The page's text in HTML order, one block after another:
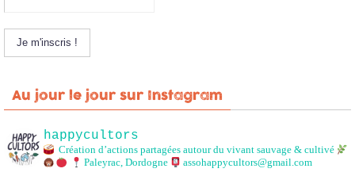
Au jour le jour sur Instagram
happycultors
Création d’actions partagées autour du vivant sauvage & cultivé
Paleyrac, Dordogne
assohappycultors@gmail.com